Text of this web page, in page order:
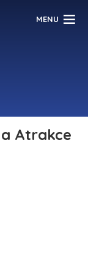
MENU
Atrakce